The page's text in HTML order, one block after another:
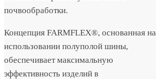
почвообработки.
Концепция FARMFLEX®, основанная на
использовании полуполой шины,
обеспечивает максимальную
эффективность изделий в